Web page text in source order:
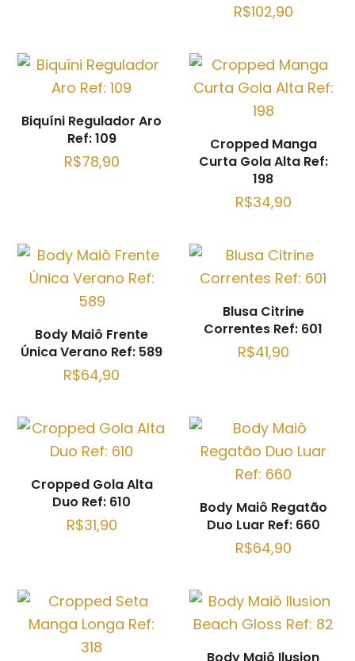
R$102,90
Biquíni Regulador Aro
Ref: 109
R$78,90
Cropped Manga
Curta Gola Alta Ref:
198
R$34,90
Body Maiô Frente
Única Verano Ref: 589
R$64,90
Blusa Citrine
Correntes Ref: 601
R$41,90
Cropped Gola Alta
Duo Ref: 610
R$31,90
Body Maiô Regatão
Duo Luar Ref: 660
R$64,90
Body Maiô Ilusion